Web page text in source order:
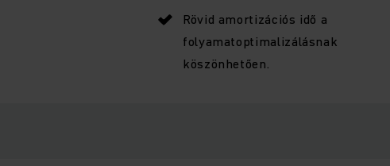
Rövid amortizációs idő a
folyamatoptimalizálásnak
köszönhetően.